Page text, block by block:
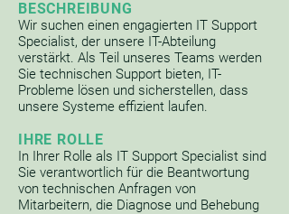
BESCHREIBUNG
Wir suchen einen engagierten IT Support
Specialist, der unsere IT-Abteilung
verstärkt. Als Teil unseres Teams werden
Sie technischen Support bieten, IT-
Probleme lösen und sicherstellen, dass
unsere Systeme effizient laufen.
IHRE ROLLE
In Ihrer Rolle als IT Support Specialist sind
Sie verantwortlich für die Beantwortung
von technischen Anfragen von
Mitarbeitern, die Diagnose und Behebung